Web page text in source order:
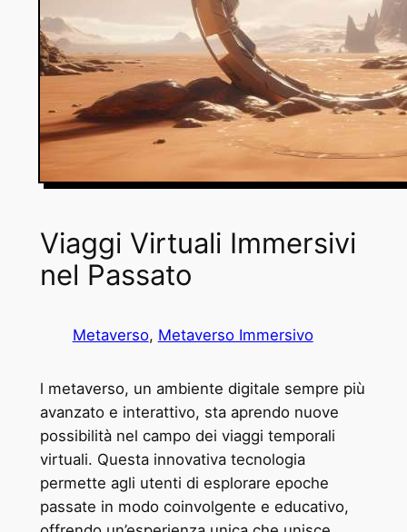
Viaggi Virtuali Immersivi
nel Passato
Metaverso, Metaverso Immersivo
l metaverso, un ambiente digitale sempre più
avanzato e interattivo, sta aprendo nuove
possibilità nel campo dei viaggi temporali
virtuali. Questa innovativa tecnologia
permette agli utenti di esplorare epoche
passate in modo coinvolgente e educativo,